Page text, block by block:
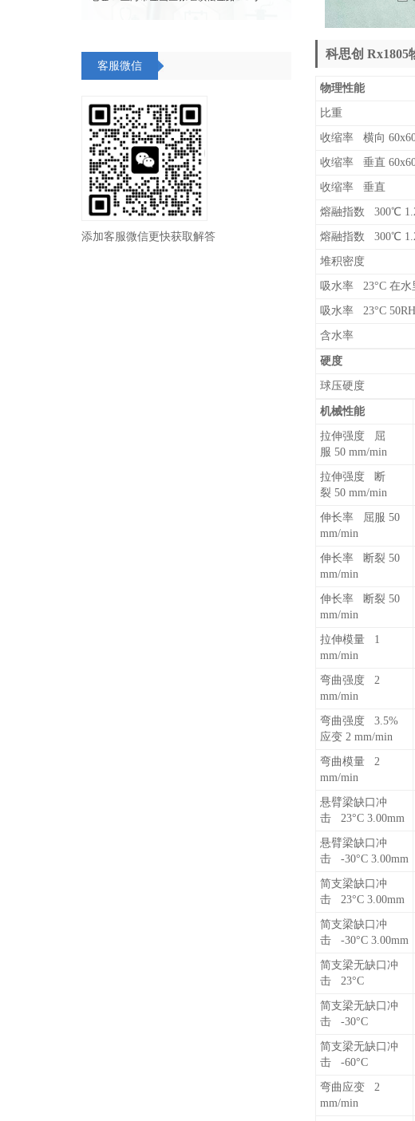
科思创 Rx1805
物理性能
比重
收缩率 横向
收缩率 垂直
收缩率 垂直
熔融指数 300℃
熔融指数 300℃
堆积密度
吸水率 23°C 在水
吸水率 23°C
含水率
硬度
球压硬度
机械性能
拉伸强度 屈
服 50 mm/min
拉伸强度 断
裂 50 mm/min
伸长率 屈服 50
mm/min
伸长率 断裂 50
mm/min
伸长率 断裂 50
mm/min
拉伸模量 1
mm/min
弯曲强度 2
mm/min
弯曲强度 3.5%
应变 2 mm/min
弯曲模量 2
mm/min
悬臂梁缺口冲
击 23°C 3.00mm
悬臂梁缺口冲
击 -30°C 3.00mm
简支梁缺口冲
击 23°C 3.00mm
简支梁缺口冲
击 -30°C 3.00mm
简支梁无缺口冲
击 23°C
简支梁无缺口冲
击 -30°C
简支梁无缺口冲
击 -60°C
弯曲应变 2
mm/min
客服微信
添加客服微信更快获取解答